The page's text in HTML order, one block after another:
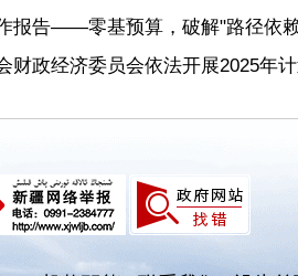
报告——零基预算，破解"路径依
财政经济委员会依法开展2025年